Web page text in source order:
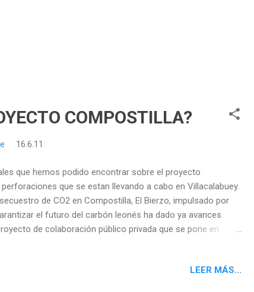
COMPOSTILLA?
16.6.11
que hemos podido encontrar sobre el proyecto
que se estan llevando a cabo en Villacalabuey.
de CO2 en Compostilla, El Bierzo, impulsado por
el futuro del carbón leonés ha dado ya avances
de colaboración público privada que se pone en
seguir escondiendo el lugar donde definitivamente se va
LEER MÁS...